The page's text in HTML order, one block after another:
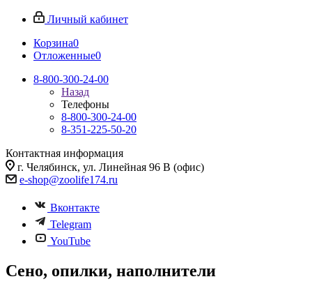
Личный кабинет
Корзина0
Отложенные0
8-800-300-24-00
Назад
Телефоны
8-800-300-24-00
8-351-225-50-20
Контактная информация
г. Челябинск, ул. Линейная 96 В (офис)
e-shop@zoolife174.ru
Вконтакте
Telegram
YouTube
Сено, опилки, наполнители